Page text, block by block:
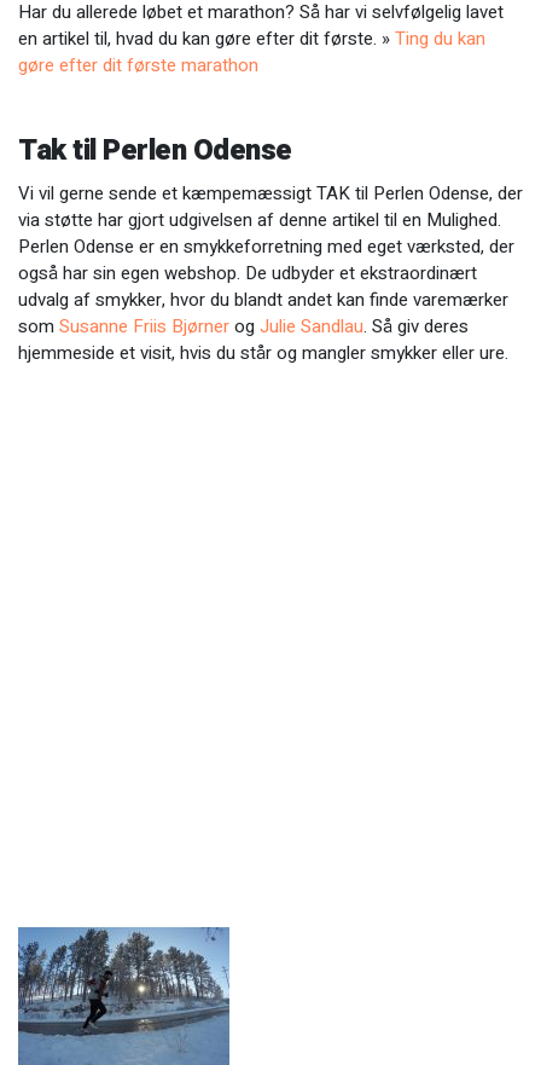
Har du allerede løbet et marathon? Så har vi selvfølgelig lavet
en artikel til, hvad du kan gøre efter dit første. »Ting du kan
gøre efter dit første marathon
Tak til Perlen Odense
Vi vil gerne sende et kæmpemæssigt TAK til Perlen Odense, der
via støtte har gjort udgivelsen af denne artikel til en Mulighed.
Perlen Odense er en smykkeforretning med eget værksted, der
også har sin egen webshop. De udbyder et ekstraordinært
udvalg af smykker, hvor du blandt andet kan finde varemærker
som Susanne Friis Bjørnerog Julie Sandlau. Så giv deres
hjemmeside et visit, hvis du står og mangler smykker eller ure.